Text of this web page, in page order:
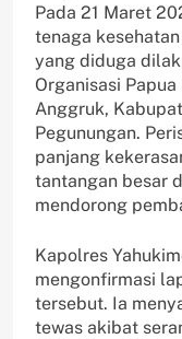
Pada 21 Maret
tenaga
yang diduga
Organisasi
Anggruk,
Pegunungan.
panjang
tantangan besar
mendorong
Kapolres
mengonfirmasi
tersebut. Ia
tewas akibat